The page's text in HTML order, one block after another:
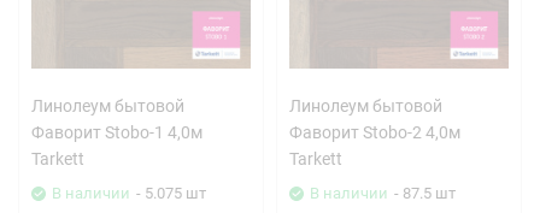
Линолеум бытовой
Фаворит Stobo-1 4,0м
Tarkett
В наличии - 5.075 шт
Линолеум бытовой
Фаворит Stobo-2 4,0м
Tarkett
В наличии - 87.5 шт